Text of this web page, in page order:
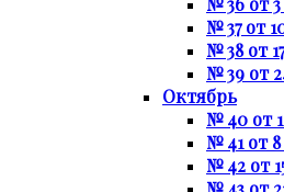
№ 37 от
№ 38 от
№ 39 от
Октябрь
№ 40 от
№ 41 от
№ 42 от